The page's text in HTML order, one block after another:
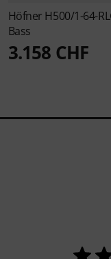
Höfner H500/1-64-
Bass
3.158 CHF